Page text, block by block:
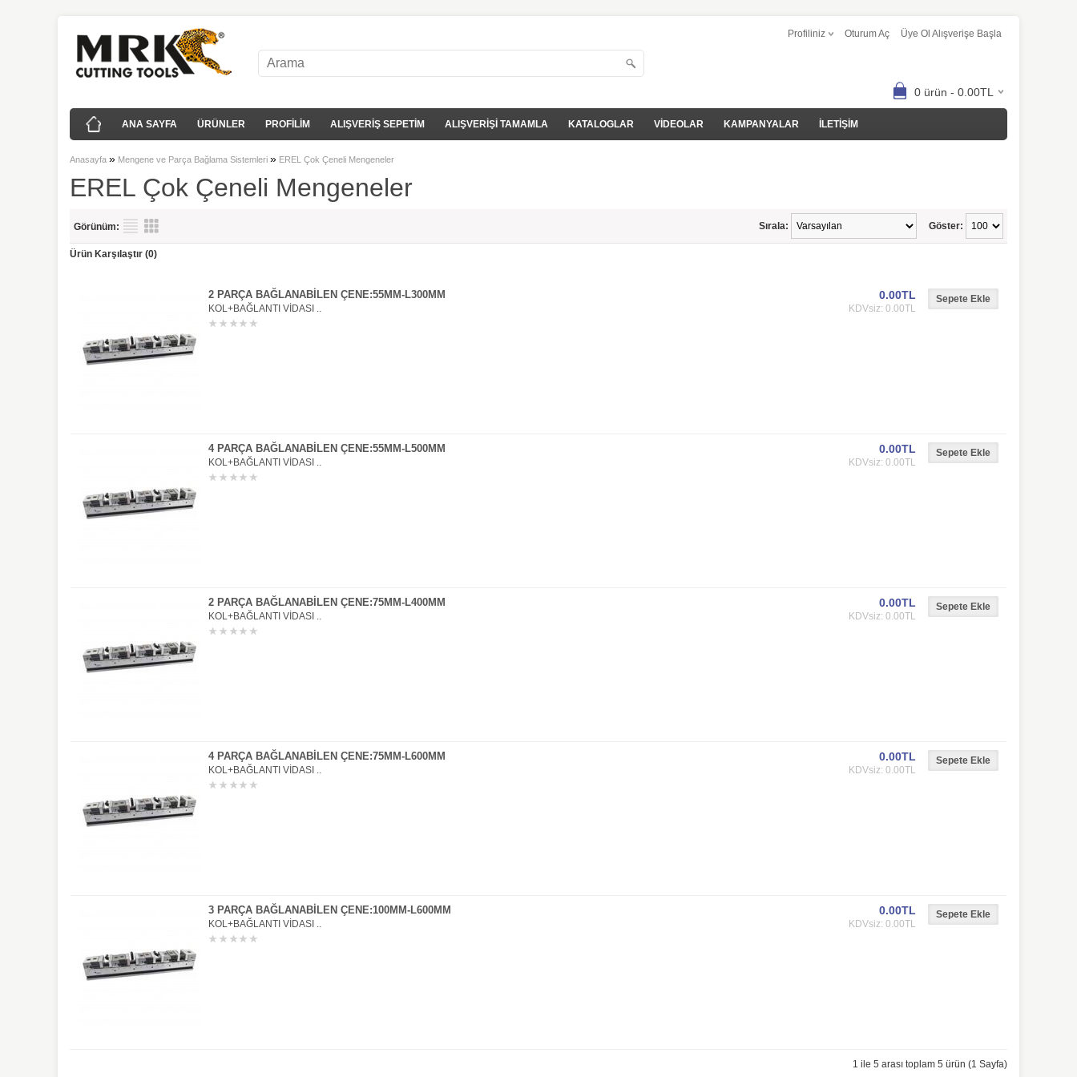
Profiliniz Oturum Aç Üye Ol Alışverişe Başla
0 ürün - 0.00TL
ANA SAYFA ÜRÜNLER PROFİLİM ALIŞVERİŞ SEPETİM ALIŞVERİŞİ TAMAMLA KATALOGLAR VİDEOLAR KAMPANYALAR İLETİŞİM
Anasayfa » Mengene ve Parça Bağlama Sistemleri » EREL Çok Çeneli Mengeneler
EREL Çok Çeneli Mengeneler
Görünüm: Göster:
Sırala:
Ürün Karşılaştır (0)
0.00TL
KDVsiz: 0.00TL
2 PARÇA BAĞLANABİLEN ÇENE:55MM-L300MM
KOL+BAĞLANTI VİDASI ..
0.00TL
KDVsiz: 0.00TL
4 PARÇA BAĞLANABİLEN ÇENE:55MM-L500MM
KOL+BAĞLANTI VİDASI ..
0.00TL
KDVsiz: 0.00TL
2 PARÇA BAĞLANABİLEN ÇENE:75MM-L400MM
KOL+BAĞLANTI VİDASI ..
0.00TL
KDVsiz: 0.00TL
4 PARÇA BAĞLANABİLEN ÇENE:75MM-L600MM
KOL+BAĞLANTI VİDASI ..
0.00TL
KDVsiz: 0.00TL
3 PARÇA BAĞLANABİLEN ÇENE:100MM-L600MM
KOL+BAĞLANTI VİDASI ..
1 ile 5 arası toplam 5 ürün (1 Sayfa)